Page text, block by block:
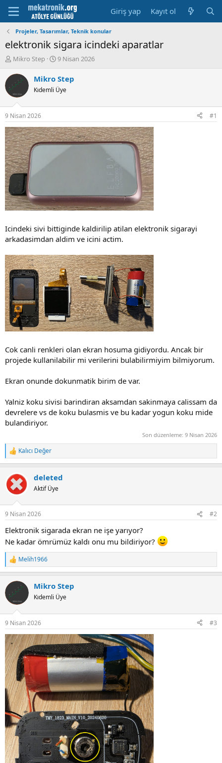
Giriş yap Kayıt ol
Projeler, Tasarımlar, Teknik konular
elektronik sigara icindeki aparatlar
K
n
u
y
u
b
a
ş
l
a
t
a
n
Mikro Step
B
ş
l
a
t
a
r
i
h
9 Nisan 2026
Mikro Step
Kıdemli Üye
9 Nisan 2026 #1
Icindeki sivi bittiginde kaldirilip atilan elektronik sigarayi
arkadasimdan aldim ve icini actim.
Cok canli renkleri olan ekran hosuma gidiyordu. Ancak bir
projede kullanilabilir mi verilerini bulabilirmiyim bilmiyorum.
Ekran onunde dokunmatik birim de var.
Yalniz koku sivisi barindiran aksamdan sakinmaya calissam da
devrelere vs de koku bulasmis ve bu kadar yogun koku mide
bulandiriyor.
Son düzenleme: 9 Nisan 2026
R
e
c
i
s
Kalıcı Değer
deleted
Aktif Üye
9 Nisan 2026 #2
Elektronik sigarada ekran ne işe yarıyor?
Ne kadar ömrümüz kaldı onu mu bildiriyor?
R
e
c
t
i
s
:
Melih1966
Mikro Step
Kıdemli Üye
9 Nisan 2026 #3